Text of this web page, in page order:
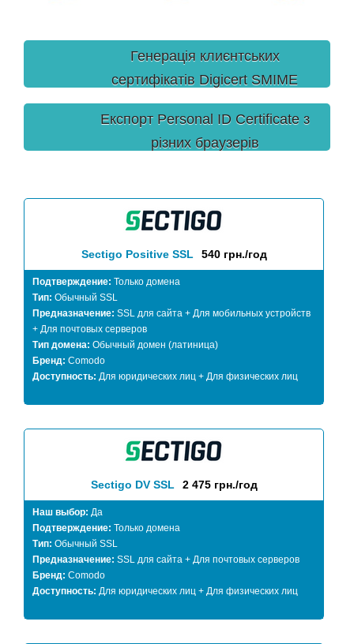
Генерація клиєнтських
сертифікатів Digicert SMIME
Personal ID Certificate
Експорт Personal ID Certificate з
різних браузерів
Sectigo Positive SSL 540 грн./год
Подтверждение: Только домена
Тип: Обычный SSL
Предназначение: SSL для сайта + Для мобильных устройств
+ Для почтовых серверов
Тип домена: Обычный домен (латиница)
Бренд: Comodo
Доступность: Для юридических лиц + Для физических лиц
Sectigo DV SSL 2 475 грн./год
Наш выбор: Да
Подтверждение: Только домена
Тип: Обычный SSL
Предназначение: SSL для сайта + Для почтовых серверов
Бренд: Comodo
Доступность: Для юридических лиц + Для физических лиц